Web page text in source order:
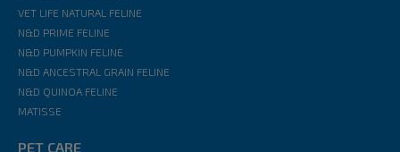
VET LIFE NATURAL FELINE
N&D PRIME FELINE
N&D PUMPKIN FELINE
N&D ANCESTRAL GRAIN FELINE
N&D QUINOA FELINE
MATISSE
PET CARE